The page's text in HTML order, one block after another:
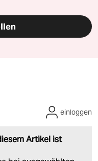
Artikel ist
einloggen